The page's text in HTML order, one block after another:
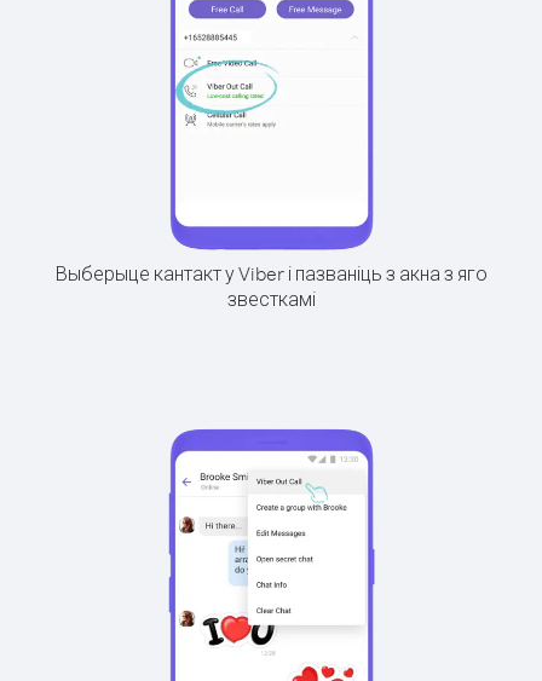
Выберыце кантакт у Viber і пазваніць з акна з яго
звесткамі